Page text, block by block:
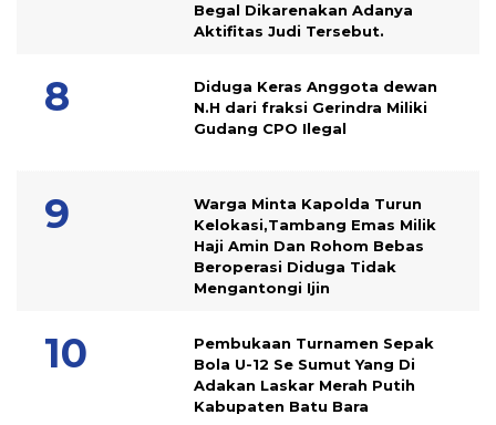
Begal Dikarenakan Adanya
Aktifitas Judi Tersebut.
Diduga Keras Anggota dewan
N.H dari fraksi Gerindra Miliki
Gudang CPO Ilegal
Warga Minta Kapolda Turun
Kelokasi,Tambang Emas Milik
Haji Amin Dan Rohom Bebas
Beroperasi Diduga Tidak
Mengantongi Ijin
Pembukaan Turnamen Sepak
Bola U-12 Se Sumut Yang Di
Adakan Laskar Merah Putih
Kabupaten Batu Bara